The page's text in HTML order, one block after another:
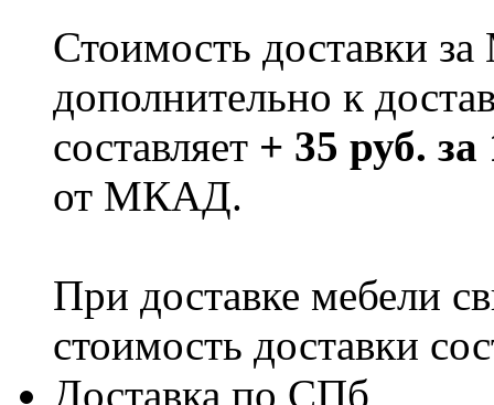
Стоимость доставки
дополнительно к
составляет + 35 руб.
от МКАД.
При доставке мебели
стоимость доставки
Доставка по СПб